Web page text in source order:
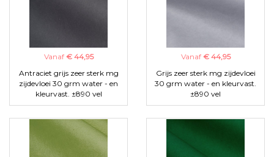
Vanaf € 44,95
Antraciet grijs zeer sterk mg
zijdevloei 30 grm water - en
kleurvast. ±890 vel
Vanaf € 44,95
Grijs zeer sterk mg zijdevloei
30 grm water - en kleurvast.
±890 vel